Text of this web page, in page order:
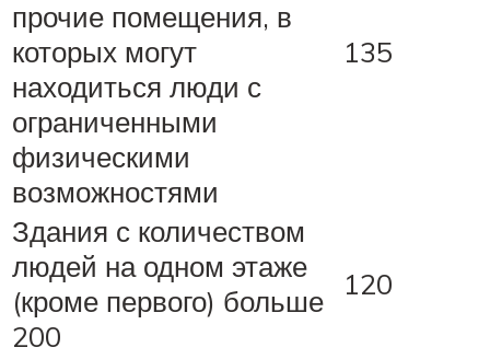
прочие помещения, в
которых могут
находиться люди с
ограниченными
физическими
возможностями
135
Здания с количеством
людей на одном этаже
(кроме первого) больше
200
120